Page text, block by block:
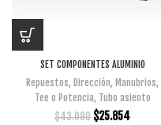
SET COMPONENTES ALUMINIO
Repuestos, Dirección, Manubrios,
Tee o Potencia, Tubo asiento
$43.090 $25.854